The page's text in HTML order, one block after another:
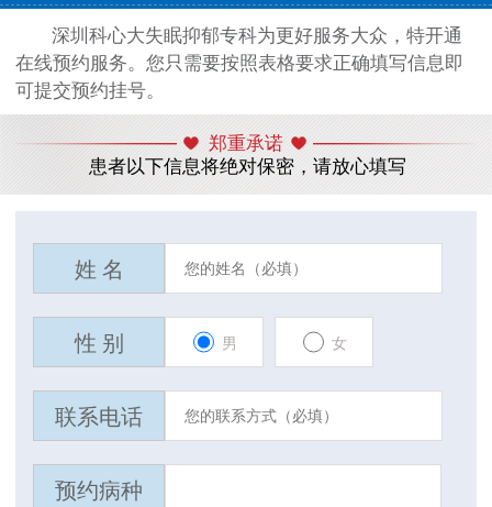
深圳科心大失眠抑郁专科为更好服务大众，特开通
在线预约服务。您只需要按照表格要求正确填写信息即
可提交预约挂号。
郑重承诺
患者以下信息将绝对保密，请放心填写
姓 名
性 别 男 女
联系电话
预约病种